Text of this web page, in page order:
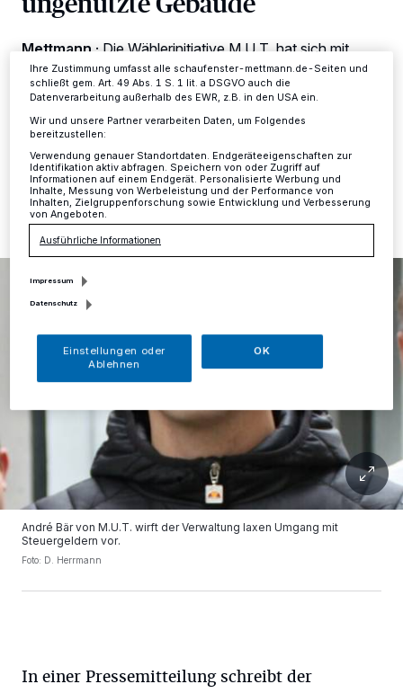
Mettmann · Die Wählerinitiative M.U.T. hat sich mit
Gebäuden befasst, die sich im Besitz der Stadt
befinden oder von ihr angemietet wurden, und sieht
dabei ein Missverhältnis zwischen Kosten und Nutzen.
02.02.2024 , 08:31 Uhr Eine Minute Lesezeit
André Bär von M.U.T. wirft der Verwaltung laxen Umgang mit
Steuergeldern vor.
Foto: D. Herrmann
In einer Pressemitteilung schreibt der
ändern oder Ihre Einwilligung zu widerrufen, indem Sie auf den Link
Einstellungen oder Ablehnen am unteren Rand der Webseite klicken.
Informationen finden Sie in unserer Datenschutzerklärung.
Ihre Zustimmung umfasst alle schaufenster-mettmann.de-Seiten und
schließt gem. Art. 49 Abs. 1 S. 1 lit. a DSGVO auch die
Datenverarbeitung außerhalb des EWR, z.B. in den USA ein.
Wir und unsere Partner verarbeiten Daten, um Folgendes
bereitzustellen:
Verwendung genauer Standortdaten. Endgeräteeigenschaften zur
Identifikation aktiv abfragen. Speichern von oder Zugriff auf
Informationen auf einem Endgerät. Personalisierte Werbung und
Inhalte, Messung von Werbeleistung und der Performance von
Inhalten, Zielgruppenforschung sowie Entwicklung und Verbesserung
von Angeboten.
Ausführliche Informationen
Impressum
Datenschutz
Einstellungen oder
Ablehnen
OK